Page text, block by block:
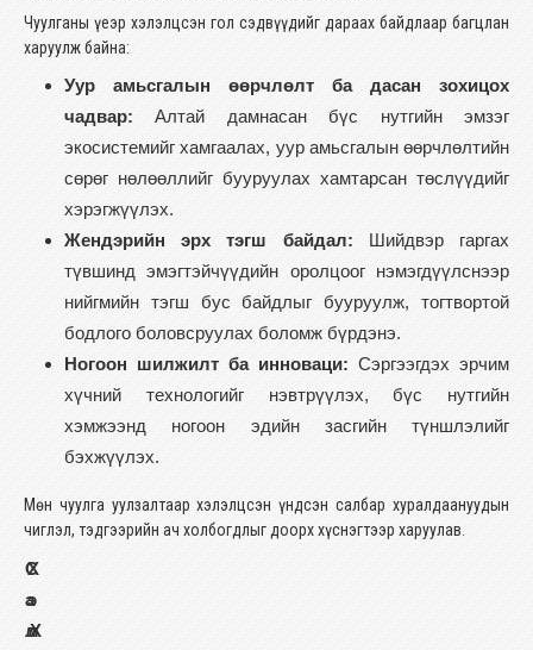
Чуулганы үеэр хэлэлцсэн гол сэдвүүдийг дараах байдлаар багцлан
харуулж байна:
Уур амьсгалын өөрчлөлт ба дасан зохицох
чадвар: Алтай дамнасан бүс нутгийн эмзэг
экосистемийг хамгаалах, уур амьсгалын өөрчлөлтийн
сөрөг нөлөөллийг бууруулах хамтарсан төслүүдийг
хэрэгжүүлэх.
Жендэрийн эрх тэгш байдал: Шийдвэр гаргах
түвшинд эмэгтэйчүүдийн оролцоог нэмэгдүүлснээр
нийгмийн тэгш бус байдлыг бууруулж, тогтвортой
бодлого боловсруулах боломж бүрдэнэ.
Ногоон шилжилт ба инноваци: Сэргээгдэх эрчим
хүчний технологийг нэвтрүүлэх, бүс нутгийн
хэмжээнд ногоон эдийн засгийн түншлэлийг
бэхжүүлэх.
Мөн чуулга уулзалтаар хэлэлцсэн үндсэн салбар хуралдаануудын
чиглэл, тэдгээрийн ач холбогдлыг доорх хүснэгтээр харуулав.
С
а
л
Х
э
л
Х